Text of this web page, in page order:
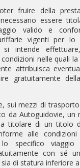
fruire della
essere
valido e
vigenti per lo
si intende
nelle quali la
attribuisca
gratuitamente
sui mezzi di
da Autoguidovie, un
titolare di un titolo
alle condizioni
specifico
con sé
di statura inferiore